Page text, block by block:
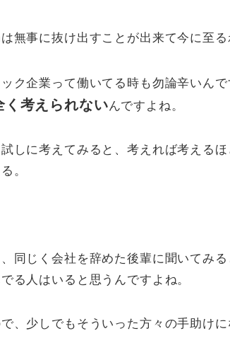
無事に抜け出すことが出来て今に至
ク企業って働いてる時も勿論辛いん
く考えられないんですよね。
しに考えてみると、考えれば考える
。
同じく会社を辞めた後輩に聞いてみ
る人はいると思うんですよね。
、少しでもそういった方々の手助け